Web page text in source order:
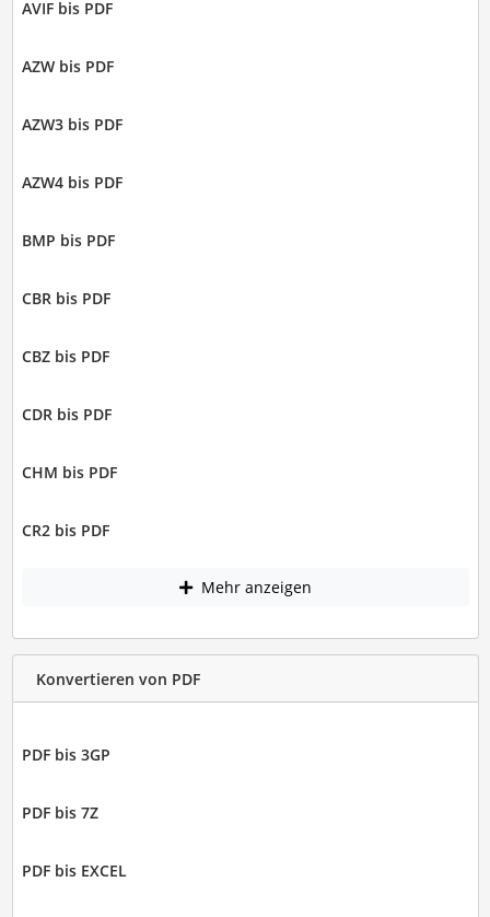
AVIF bis PDF
AZW bis PDF
AZW3 bis PDF
AZW4 bis PDF
BMP bis PDF
CBR bis PDF
CBZ bis PDF
CDR bis PDF
CHM bis PDF
CR2 bis PDF
Mehr anzeigen
Konvertieren von PDF
PDF bis 3GP
PDF bis 7Z
PDF bis EXCEL